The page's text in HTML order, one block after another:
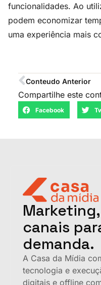
funcionalidades. Ao
podem economizar
uma experiência mais
Conteudo Anterior
Compartilhe este
Facebook
canais
demanda.
A Casa da Mídia
tecnologia e
digitais e offline